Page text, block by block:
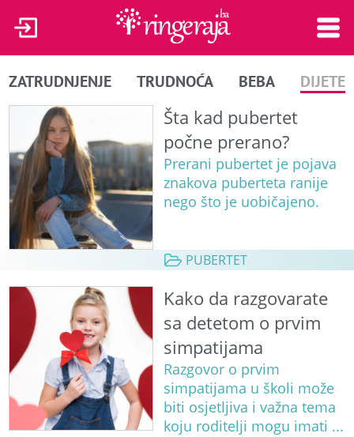
ZATRUDNJENJE TRUDNOĆA BEBA DIJETE
Šta kad pubertet
počne prerano?
Prerani pubertet je pojava
znakova puberteta ranije
nego što je uobičajeno.
PUBERTET
Kako da razgovarate
sa detetom o prvim
simpatijama
Razgovor o prvim
simpatijama u školi može
biti osjetljiva i važna tema
koju roditelji mogu imati ...